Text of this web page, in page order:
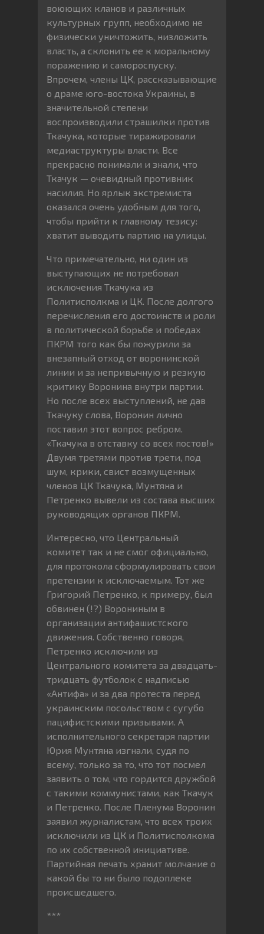
воюющих кланов и различных
культурных групп, необходимо не
физически уничтожить, низложить
власть, а склонить ее к моральному
поражению и самороспуску.
Впрочем, члены ЦК, рассказывающие
о драме юго-востока Украины, в
значительной степени
воспроизводили страшилки против
Ткачука, которые тиражировали
медиаструктуры власти. Все
прекрасно понимали и знали, что
Ткачук — очевидный противник
насилия. Но ярлык экстремиста
оказался очень удобным для того,
чтобы прийти к главному тезису:
хватит выводить партию на улицы.
Что примечательно, ни один из
выступающих не потребовал
исключения Ткачука из
Политисполкма и ЦК. После долгого
перечисления его достоинств и роли
в политической борьбе и победах
ПКРМ того как бы пожурили за
внезапный отход от воронинской
линии и за непривычную и резкую
критику Воронина внутри партии.
Но после всех выступлений, не дав
Ткачуку слова, Воронин лично
поставил этот вопрос ребром.
«Ткачука в отставку со всех постов!»
Двумя третями против трети, под
шум, крики, свист возмущенных
членов ЦК Ткачука, Мунтяна и
Петренко вывели из состава высших
руководящих органов ПКРМ.
Интересно, что Центральный
комитет так и не смог официально,
для протокола сформулировать свои
претензии к исключаемым. Тот же
Григорий Петренко, к примеру, был
обвинен (!?) Ворониным в
организации антифашистского
движения. Собственно говоря,
Петренко исключили из
Центрального комитета за двадцать-
тридцать футболок с надписью
«Антифа» и за два протеста перед
украинским посольством с сугубо
пацифистскими призывами. А
исполнительного секретаря партии
Юрия Мунтяна изгнали, судя по
всему, только за то, что тот посмел
заявить о том, что гордится дружбой
с такими коммунистами, как Ткачук
и Петренко. После Пленума Воронин
заявил журналистам, что всех троих
исключили из ЦК и Политисполкома
по их собственной инициативе.
Партийная печать хранит молчание о
какой бы то ни было подоплеке
происшедшего.
***